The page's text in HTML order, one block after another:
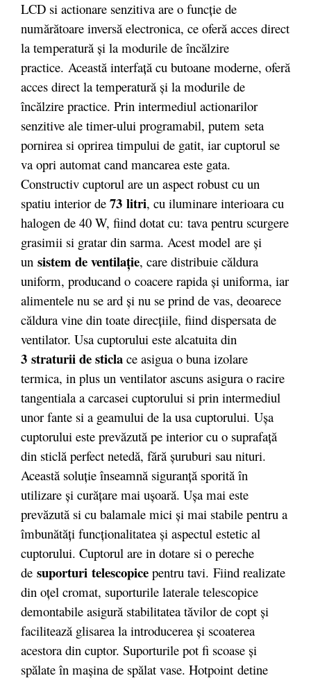
LCD si actionare senzitiva are o funcţie de
numărătoare inversă electronica, ce oferă acces direct
la temperatură şi la modurile de încălzire
practice. Această interfaţă cu butoane moderne, oferă
acces direct la temperatură şi la modurile de
încălzire practice. Prin intermediul actionarilor
senzitive ale timer-ului programabil, putem seta
pornirea si oprirea timpului de gatit, iar cuptorul se
va opri automat cand mancarea este gata.
Constructiv cuptorul are un aspect robust cu un
spatiu interior de 73 litri, cu iluminare interioara cu
halogen de 40 W, fiind dotat cu: tava pentru scurgere
grasimii si gratar din sarma. Acest model are şi
un sistem de ventilaţie, care distribuie căldura
uniform, producand o coacere rapida şi uniforma, iar
alimentele nu se ard şi nu se prind de vas, deoarece
căldura vine din toate direcţiile, fiind dispersata de
ventilator. Usa cuptorului este alcatuita din
3 straturii de sticla ce asigua o buna izolare
termica, in plus un ventilator ascuns asigura o racire
tangentiala a carcasei cuptorului si prin intermediul
unor fante si a geamului de la usa cuptorului. Uşa
cuptorului este prevăzută pe interior cu o suprafaţă
din sticlă perfect netedă, fără şuruburi sau nituri.
Această soluţie înseamnă siguranţă sporită în
utilizare şi curăţare mai uşoară. Uşa mai este
prevăzută si cu balamale mici şi mai stabile pentru a
îmbunătăţi funcţionalitatea şi aspectul estetic al
cuptorului. Cuptorul are in dotare si o pereche
de suporturi telescopice pentru tavi. Fiind realizate
din oţel cromat, suporturile laterale telescopice
demontabile asigură stabilitatea tăvilor de copt şi
facilitează glisarea la introducerea şi scoaterea
acestora din cuptor. Suporturile pot fi scoase şi
spălate în maşina de spălat vase. Hotpoint detine